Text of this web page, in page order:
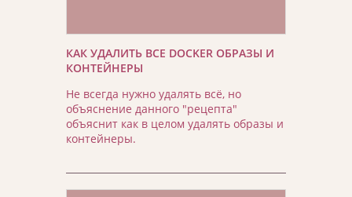
КАК УДАЛИТЬ ВСЕ DOCKER ОБРАЗЫ И
КОНТЕЙНЕРЫ
Не всегда нужно удалять всё, но
объяснение данного "рецепта"
объяснит как в целом удалять образы и
контейнеры.